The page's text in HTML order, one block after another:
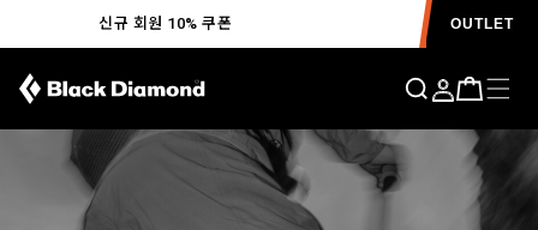
신규 회원 10% 쿠폰 OUTLET